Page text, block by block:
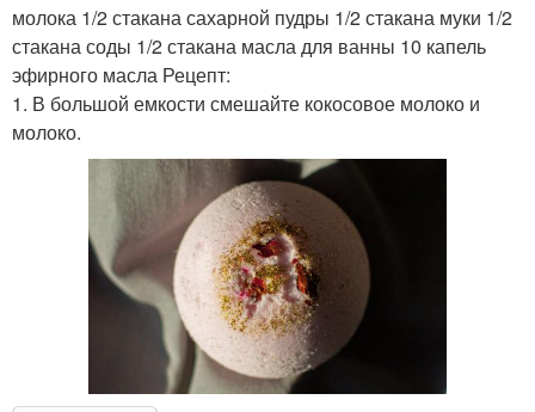
молока 1/2 стакана сахарной пудры 1/2 стакана муки 1/2
стакана соды 1/2 стакана масла для ванны 10 капель
эфирного масла Рецепт:
1. В большой емкости смешайте кокосовое молоко и
молоко.